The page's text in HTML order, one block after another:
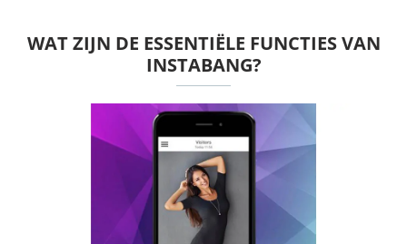
WAT ZIJN DE ESSENTIËLE FUNCTIES VAN
INSTABANG?